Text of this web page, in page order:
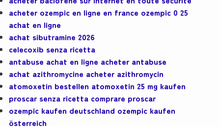
acheter ozempic en ligne en france ozempic 0 25
achat en ligne
achat sibutramine 2026
celecoxib senza ricetta
antabuse achat en ligne acheter antabuse
achat azithromycine acheter azithromycin
atomoxetin bestellen atomoxetin 25 mg kaufen
proscar senza ricetta comprare proscar
ozempic kaufen deutschland ozempic kaufen
österreich